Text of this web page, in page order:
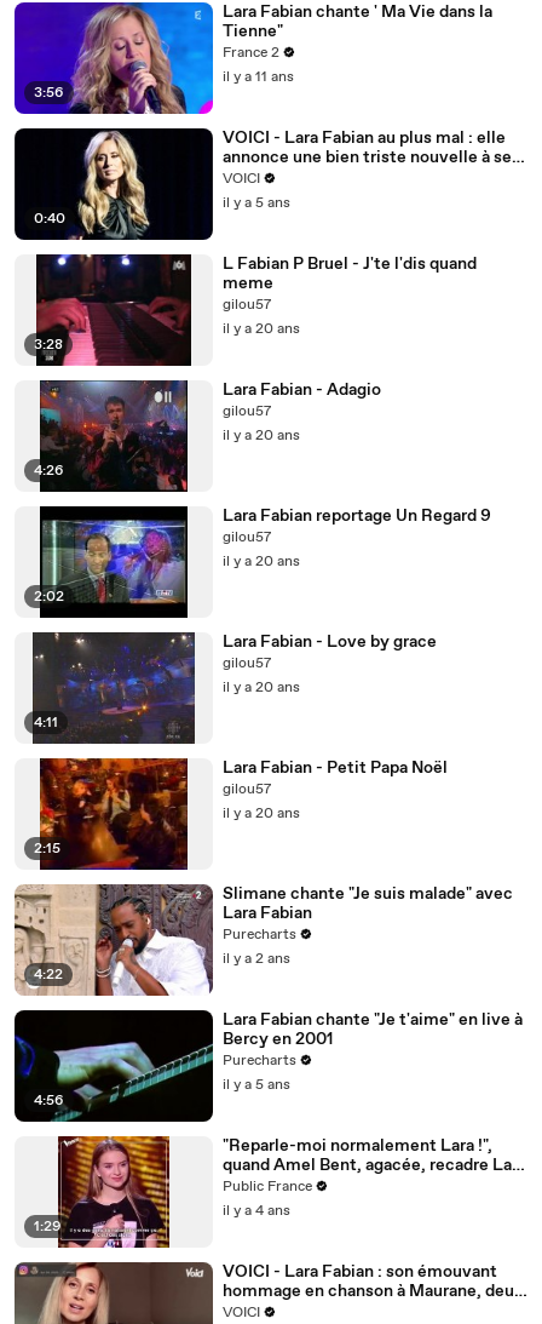
3:56
Lara Fabian chante ' Ma Vie dans la
Tienne"
France 2
il y a 11 ans
0:40
VOICI - Lara Fabian au plus mal : elle
annonce une bien triste nouvelle à ses
fans
VOICI
il y a 5 ans
3:28
L Fabian P Bruel - J'te l'dis quand
meme
gilou57
il y a 20 ans
4:26
Lara Fabian - Adagio
gilou57
il y a 20 ans
2:02
Lara Fabian reportage Un Regard 9
gilou57
il y a 20 ans
4:11
Lara Fabian - Love by grace
gilou57
il y a 20 ans
2:15
Lara Fabian - Petit Papa Noël
gilou57
il y a 20 ans
4:22
Slimane chante "Je suis malade" avec
Lara Fabian
Purecharts
il y a 2 ans
4:56
Lara Fabian chante "Je t'aime" en live à
Bercy en 2001
Purecharts
il y a 5 ans
1:29
"Reparle-moi normalement Lara !",
quand Amel Bent, agacée, recadre Lara
Fabian dans The Voice !
Public France
il y a 4 ans
VOICI - Lara Fabian : son émouvant
hommage en chanson à Maurane, deux
ans après sa mort
VOICI